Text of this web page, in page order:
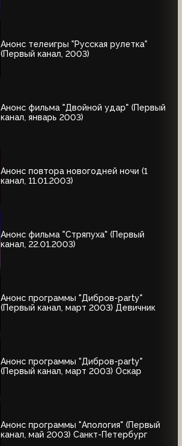
Анонс телеигры "Русская рулетка"
(Первый канал, 2003)
Анонс фильма "Двойной удар" (Первый
канал, январь 2003)
Анонс повтора новогодней ночи (1
канал, 11.01.2003)
Анонс фильма "Стряпуха" (Первый
канал, 22.01.2003)
Анонс программы "Дибров-party"
(Первый канал, март 2003) Девичник
Анонс программы "Дибров-party"
(Первый канал, март 2003) Оскар
Анонс программы "Апология" (Первый
канал, май 2003) Cанкт-Петербург